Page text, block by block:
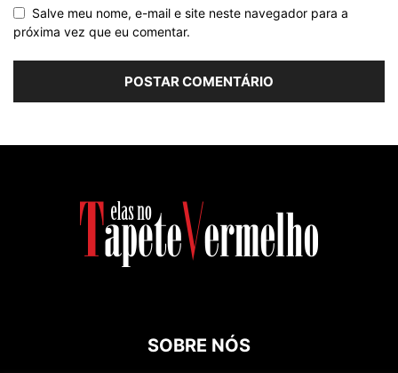
Salve meu nome, e-mail e site neste navegador para a
próxima vez que eu comentar.
SOBRE NÓS